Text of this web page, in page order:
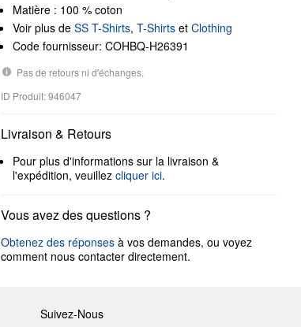
Matière : 100 % coton
Voir plus de SS T-Shirts, T-Shirts et Clothing
Code fournisseur: COHBQ-H26391
Pas de retours ni d'échanges.
ID Produit: 946047
Livraison & Retours
Pour plus d'informations sur la livraison &
l'expédition, veuillez cliquer ici.
Vous avez des questions ?
Obtenez des réponses à vos demandes, ou voyez
comment nous contacter directement.
Suivez-Nous